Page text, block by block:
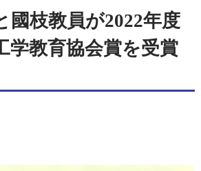
國枝教員が2022年度
学教育協会賞を受賞